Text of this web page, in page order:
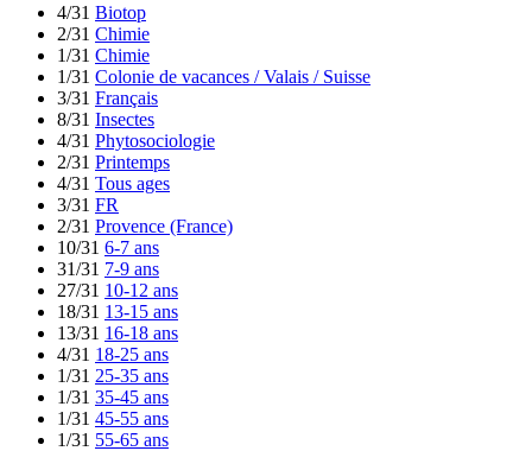
4/31 Biotop
2/31 Chimie
1/31 Chimie
1/31 Colonie de vacances / Valais / Suisse
3/31 Français
8/31 Insectes
4/31 Phytosociologie
2/31 Printemps
4/31 Tous ages
3/31 FR
2/31 Provence (France)
10/31 6-7 ans
31/31 7-9 ans
27/31 10-12 ans
18/31 13-15 ans
13/31 16-18 ans
4/31 18-25 ans
1/31 25-35 ans
1/31 35-45 ans
1/31 45-55 ans
1/31 55-65 ans